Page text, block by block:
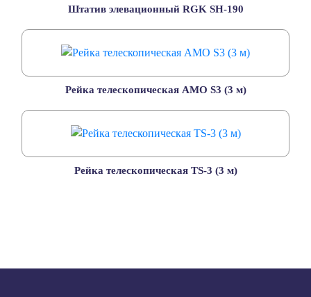
Штатив элевационный RGK SH-190
Рейка телескопическая AMO S3 (3 м)
Рейка телескопическая TS-3 (3 м)